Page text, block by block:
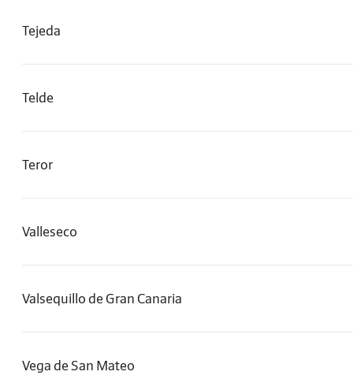
Tejeda
Telde
Teror
Valleseco
Valsequillo de Gran Canaria
Vega de San Mateo